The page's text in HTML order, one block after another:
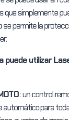
que simplemente
se permite la
puede utilizar
: un control
para